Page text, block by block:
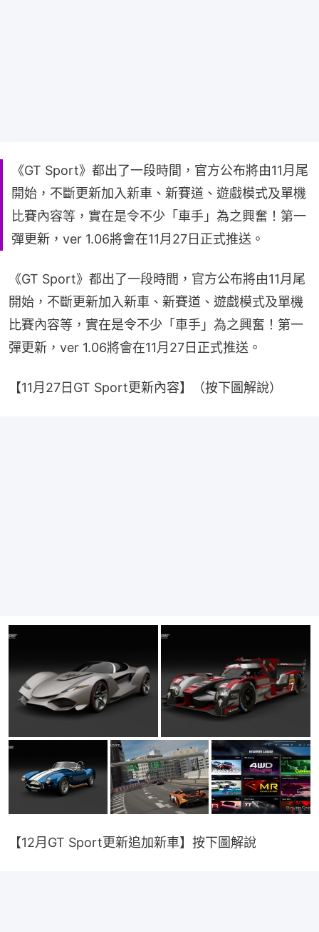
《GT Sport》都出了一段時間，官方公布將由11月尾
開始，不斷更新加入新車、新賽道、遊戲模式及單機
比賽內容等，實在是令不少「車手」為之興奮！第一
彈更新，ver 1.06將會在11月27日正式推送。
《GT Sport》都出了一段時間，官方公布將由11月尾
開始，不斷更新加入新車、新賽道、遊戲模式及單機
比賽內容等，實在是令不少「車手」為之興奮！第一
彈更新，ver 1.06將會在11月27日正式推送。
【11月27日GT Sport更新內容】（按下圖解說）
【12月GT Sport更新追加新車】按下圖解說